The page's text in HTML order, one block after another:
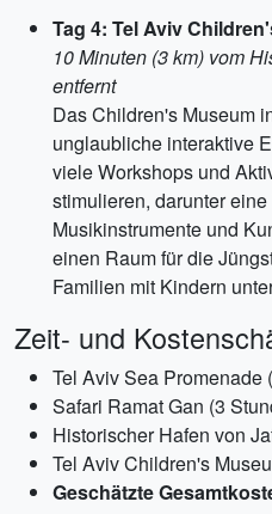
Tag 4: Tel Aviv
10 Minuten (3 km) vom
entfernt
Das Children's Museum
unglaubliche interaktive
viele Workshops und
stimulieren, darunter
Musikinstrumente und
einen Raum für die
Familien mit Kindern
Zeit- und
Tel Aviv Sea Promenade
Safari Ramat Gan (3
Historischer Hafen von
Tel Aviv Children's
Geschätzte